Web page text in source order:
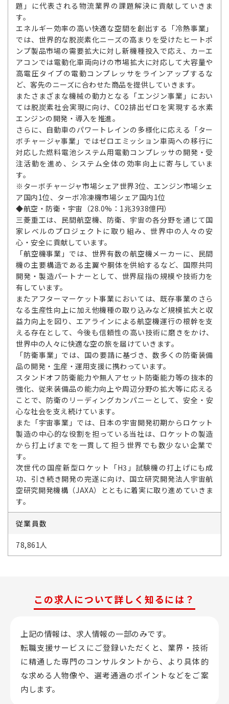
題」に代表される物流業界の課題解決に貢献していきま
す。
エネルギー効率の高い快適な空間を創出する「冷熱事業」
では、世界的な脱炭素化ニーズの高まりを受けたヒートポ
ンプ製品市場の需要拡大に対し新機種投入で応え、カーエ
アコンでは電動化車両向けの市場拡大に対応して大容量や
高電圧タイプの電動コンプレッサをラインアップするな
ど、客先のニーズに合わせた商品を提供していきます。
またさまざまな機械の動力となる「エンジン事業」におい
ては脱炭素社会実現に向け、CO2排出ゼロを実現する水素
エンジンの開発・導入を推進。
さらに、自動車のパワートレインの多様化に応える「ター
ボチャージャ事業」ではゼロエミッション車両への移行に
対応した燃料電池システム用電動コンプレッサの開発・受
注活動を進め、システム全体の効率向上に寄与していま
す。
※ターボチャージャ市場シェア世界3位、エンジン市場シェ
ア国内1位、ターボ冷凍機市場シェア国内1位
◆航空・防衛・宇宙（28.0%：1兆3938億円）
三菱重工は、民間航空機、防衛、宇宙の各分野を通じて国
家レベルのプロジェクトに取り組み、世界中の人々の安
心・安全に貢献しています。
「航空機事業」では、世界有数の航空機メーカーに、民間
機の主要構造である主翼や胴体を供給するなど、国際共同
開発・製造パートナーとして、世界屈指の規模や技術力を
有しています。
またアフターマーケット事業においては、既存事業のさら
なる生産性向上に加え他機種の取り込みなど規模拡大と収
益力向上を図り、エアラインによる航空機運行の根幹を支
える存在として、今後も信頼性の高い技術に磨きをかけ、
世界中の人々に快適な空の旅を届けていきます。
「防衛事業」では、国の要請に基づき、数多くの防衛装備
品の開発・生産・運用支援に携わっています。
スタンドオフ防衛能力や無人アセット防衛能力等の抜本的
強化、従来装備品の能力向上や周辺分野の拡大等に応える
ことで、防衛のリーディングカンパニーとして、安全・安
心な社会を支え続けています。
また「宇宙事業」では、日本の宇宙開発初期からロケット
製造の中心的な役割を担っている当社は、ロケットの製造
から打上げまでを一貫して担う世界でも数少ない企業で
す。
次世代の国産新型ロケット「H3」試験機の打上げにも成
功、引き続き開発の完遂に向け、国立研究開発法人宇宙航
空研究開発機構（JAXA）とともに着実に取り進めていきま
す。
従業員数
78,861人
この求人について詳しく知るには？
上記の情報は、求人情報の一部のみです。
転職支援サービスにご登録いただくと、業界・技術
に精通した専門のコンサルタントから、 より具体的
な求める人物像や、選考通過のポイントなどをご案
内します。